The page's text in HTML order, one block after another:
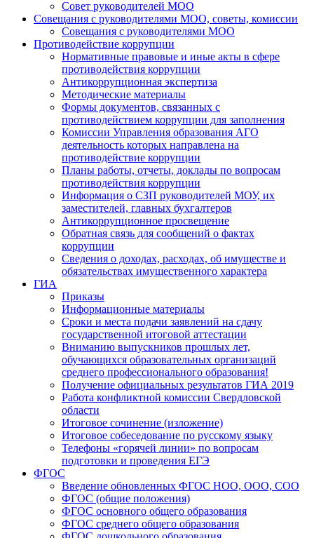
Совет руководителей МОО
Совещания с руководителями МОО, советы, комиссии
Совещания с руководителями МОО
Противодействие коррупции
Нормативные правовые и иные акты в сфере
противодействия коррупции
Антикоррупционная экспертиза
Методические материалы
Формы документов, связанных с
противодействием коррупции для заполнения
Комиссии Управления образования АГО
деятельность которых направлена на
противодействие коррупции
Планы работы, отчеты, доклады по вопросам
противодействия коррупции
Информация о СЗП руководителей МОУ, их
заместителей, главных бухгалтеров
Антикоррупционное просвещение
Обратная связь для сообщений о фактах
коррупции
Сведения о доходах, расходах, об имуществе и
обязательствах имущественного характера
ГИА
Приказы
Информационные материалы
Сроки и места подачи заявлений на сдачу
государственной итоговой аттестации
Вниманию выпускников прошлых лет,
обучающихся образовательных организаций
среднего профессионального образования!
Получение официальных результатов ГИА 2019
Работа конфликтной комиссии Свердловской
области
Итоговое сочинение (изложение)
Итоговое собеседование по русскому языку
Телефоны «горячей линии» по вопросам
подготовки и проведения ЕГЭ
ФГОС
Введение обновленных ФГОС НОО, ООО, СОО
ФГОС (общие положения)
ФГОС основного общего образования
ФГОС среднего общего образования